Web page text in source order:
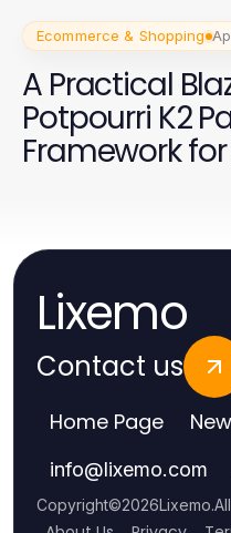
Ecommerce & Shopping
A Practical
Potpourri K2
Framework
Lixemo
Contact us
Home Page
info@lixemo.com
Copyright©2026Lixemo.